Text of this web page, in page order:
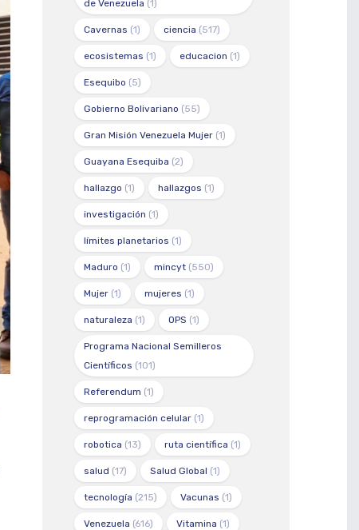
de Venezuela (1)
Cavernas (1) ciencia (517)
ecosistemas (1) educacion (1)
Esequibo (5)
Gobierno Bolivariano (55)
Gran Misión Venezuela Mujer (1)
Guayana Esequiba (2)
hallazgo (1) hallazgos (1)
investigación (1)
límites planetarios (1)
Maduro (1) mincyt (550)
Mujer (1) mujeres (1)
naturaleza (1) OPS (1)
Programa Nacional Semilleros
Científicos (101)
Referendum (1)
reprogramación celular (1)
robotica (13) ruta científica (1)
salud (17) Salud Global (1)
tecnología (215) Vacunas (1)
Venezuela (616) Vitamina (1)